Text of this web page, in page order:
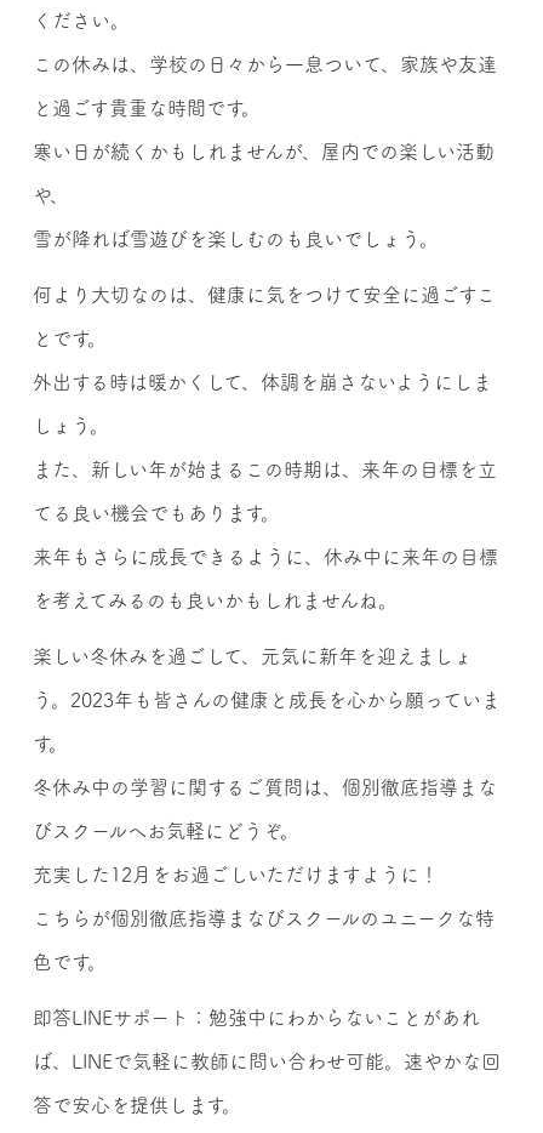
ください。
この休みは、学校の日々から一息ついて、家族や友達
と過ごす貴重な時間です。
寒い日が続くかもしれませんが、屋内での楽しい活動
や、
雪が降れば雪遊びを楽しむのも良いでしょう。
何より大切なのは、健康に気をつけて安全に過ごすこ
とです。
外出する時は暖かくして、体調を崩さないようにしま
しょう。
また、新しい年が始まるこの時期は、来年の目標を立
てる良い機会でもあります。
来年もさらに成長できるように、休み中に来年の目標
を考えてみるのも良いかもしれませんね。
楽しい冬休みを過ごして、元気に新年を迎えましょ
う。2023年も皆さんの健康と成長を心から願っていま
す。
冬休み中の学習に関するご質問は、個別徹底指導まな
びスクールへお気軽にどうぞ。
充実した12月をお過ごしいただけますように！
こちらが個別徹底指導まなびスクールのユニークな特
色です。
即答LINEサポート：勉強中にわからないことがあれ
ば、LINEで気軽に教師に問い合わせ可能。速やかな回
答で安心を提供します。